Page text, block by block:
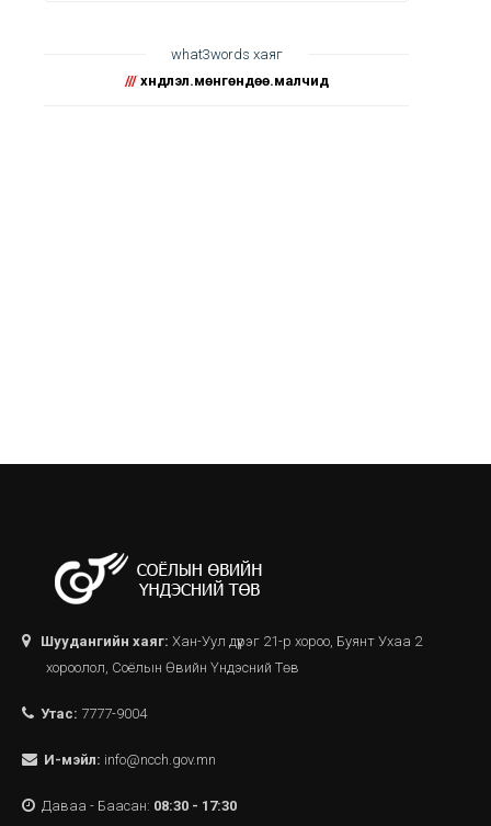
what3words хаяг
/// хүндлэл.мөнгөндөө.малчид
Шуудангийн хаяг: Хан-Уул дүүрэг 21-р хороо, Буянт Ухаа 2
хороолол, Соёлын Өвийн Үндэсний Төв
Утас: 7777-9004
И-мэйл: info@ncch.gov.mn
Даваа - Баасан: 08:30 - 17:30